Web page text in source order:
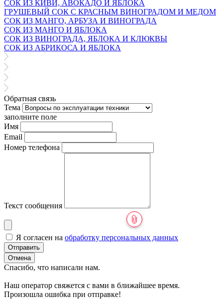
СОК ИЗ КИВИ, АВОКАДО И ЯБЛОКА
ГРУШЕВЫЙ СОК С КРАСНЫМ ВИНОГРАДОМ И МЕДОМ
СОК ИЗ МАНГО, АРБУЗА И ВИНОГРАДА
СОК ИЗ МАНГО И ЯБЛОКА
СОК ИЗ ВИНОГРАДА, ЯБЛОКА И КЛЮКВЫ
СОК ИЗ АБРИКОСА И ЯБЛОКА
Обратная связь
Тема
заполните поле
Имя
Email
Номер телефона
Текст сообщения
Я согласен на обработку персональных данных
Отправить
Отмена
Спасибо, что написали нам.
Наш оператор свяжется с вами в ближайшее время.
Произошла ошибка при отправке!